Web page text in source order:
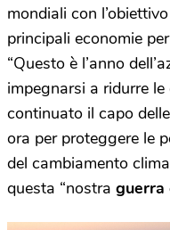
mondiali con
principali economie
“Questo è l’anno
impegnarsi a ridurre
continuato il capo
ora per proteggere le
del cambiamento
questa “nostra guerra